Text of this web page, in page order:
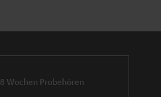
8 Wochen Probehören